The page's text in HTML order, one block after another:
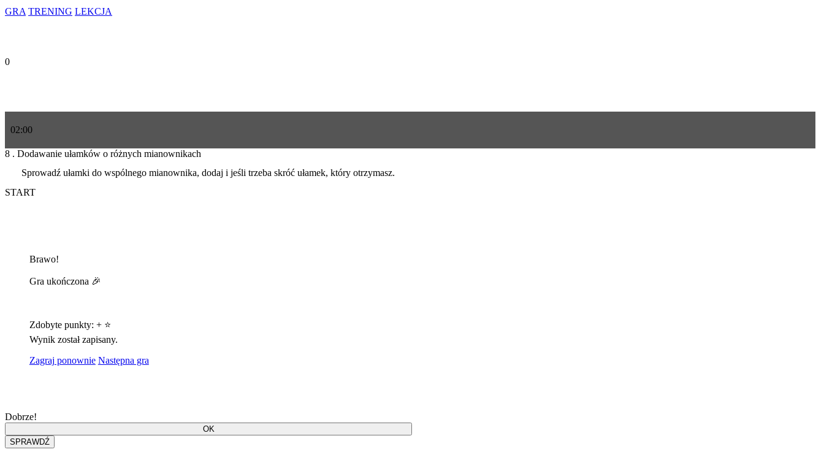
GRA TRENING LEKCJA
0
02:00
8 . Dodawanie ułamków o różnych mianownikach
Sprowadź ułamki do wspólnego mianownika, dodaj i jeśli trzeba skróć ułamek, który otrzymasz.
START
Brawo!
Gra ukończona 🎉
Zdobyte punkty: +⭐
Wynik został zapisany.
Zagraj ponownie Następna gra
Dobrze!